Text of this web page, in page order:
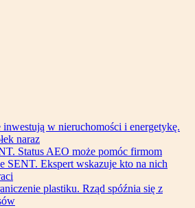
inwestują w nieruchomości i energetykę.
naraz
Status AEO może pomóc firmom
SENT. Ekspert wskazuje kto na nich
plastiku. Rząd spóźnia się z